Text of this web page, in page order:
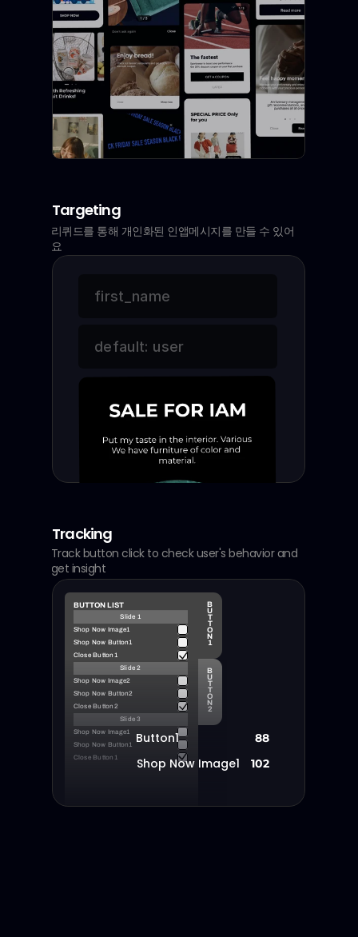
Tracking
Track button click to check user's behavior and
get insight
BUTTON LIST
Slide 1
Shop Now Image1
Shop Now Button1
Close Button1
Slide 2
Shop Now Image2
Shop Now Button2
Close Button2
Slide 3
Shop Now Image1
Shop Now Button1
Close Button1
B
U
T
T
O
N
1
B
U
T
T
O
N
2
Button1 88
Shop Now Image1 102
Targeting
리퀴드를 통해 개인화된 인앱메시지를 만들 수 있어
요
first_name
default: user